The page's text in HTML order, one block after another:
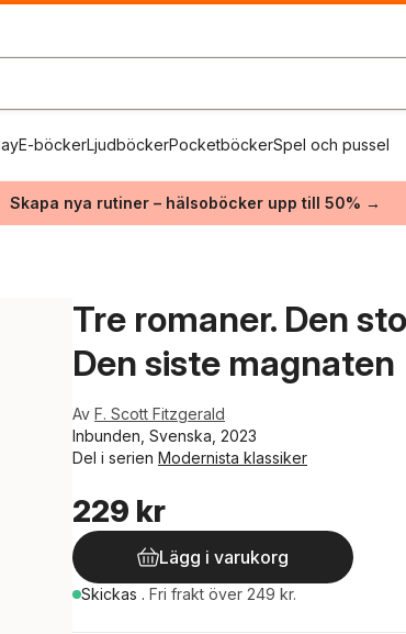
E-böckerLjudböckerPocketböckerSpel och pussel
Skapa nya rutiner – hälsoböcker upp till 50% →
Tre romaner. Den
Den siste magnaten
Av F. Scott Fitzgerald
Inbunden, Svenska, 2023
Del i serien Modernista klassiker
229 kr
Lägg i varukorg
Skickas . Fri frakt över 249 kr.